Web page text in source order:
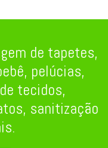
de tapetes,
pelúcias,
tecidos,
sanitização